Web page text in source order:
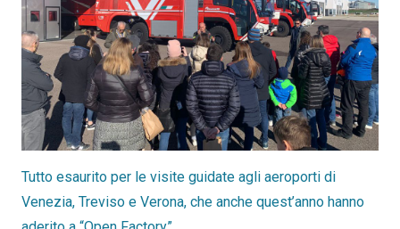
Tutto esaurito per le visite guidate agli aeroporti di
Venezia, Treviso e Verona, che anche quest’anno hanno